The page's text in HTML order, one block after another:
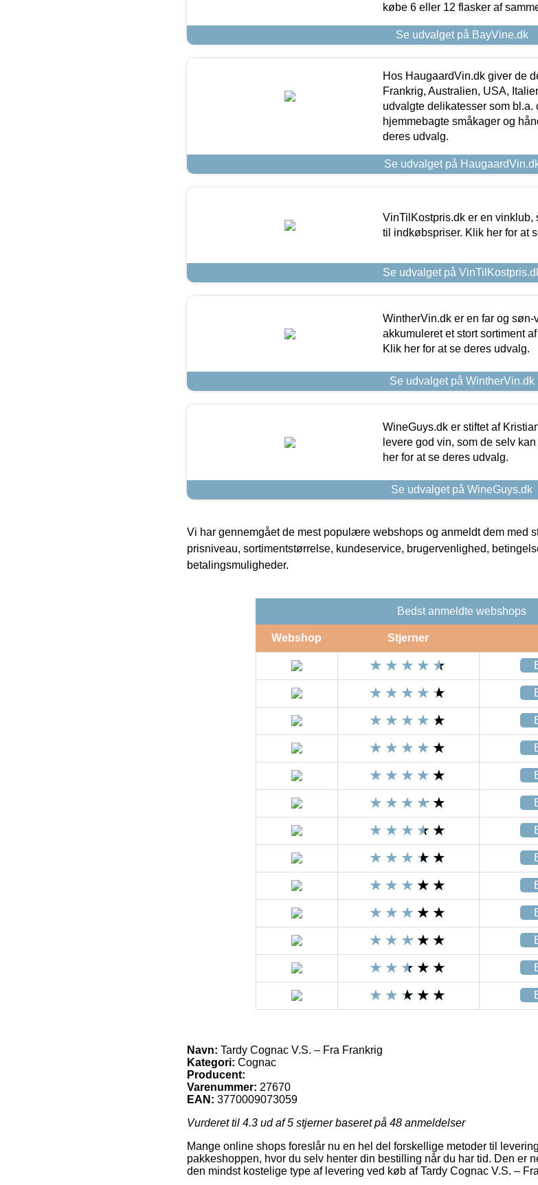
købe 6 eller 12 flasker af
Se udvalget på BayVine.dk
Hos HaugaardVin.dk giver de
Frankrig, Australien, USA,
udvalgte delikatesser som bl.a.
hjemmebagte småkager og
deres udvalg.
Se udvalget på
VinTilKostpris.dk er en vinklub,
til indkøbspriser. Klik her for at
Se udvalget på
WintherVin.dk er en far og
akkumuleret et stort sortiment
Klik her for at se deres udvalg.
Se udvalget på WintherVin.dk
WineGuys.dk er stiftet af
levere god vin, som de selv
her for at se deres udvalg.
Se udvalget på WineGuys.dk
Vi har gennemgået de mest populære webshops og anmeldt dem med
prisniveau, sortimentstørrelse, kundeservice, brugervenlighed,
betalingsmuligheder.
Bedst anmeldte webshops
Webshop Stjerner
Navn: Tardy Cognac V.S. – Fra Frankrig
Kategori: Cognac
Producent:
Varenummer: 27670
EAN: 3770009073059
Vurderet til 4.3 ud af 5 stjerner baseret på 48 anmeldelser
Mange online shops foreslår nu en hel del forskellige metoder til
pakkeshoppen, hvor du selv henter din bestilling når du har tid. Den er
den mindst kostelige type af levering ved køb af Tardy Cognac V.S. –